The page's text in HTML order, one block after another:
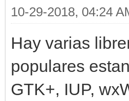
10-29-2018, 04:24
Hay varias
populares
GTK+, IUP,